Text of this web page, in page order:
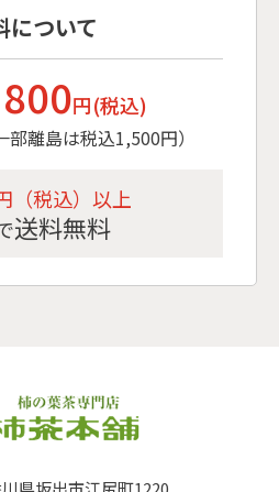
について
800円(税込)
部離島は税込1,500円）
（税込）以上
送料無料